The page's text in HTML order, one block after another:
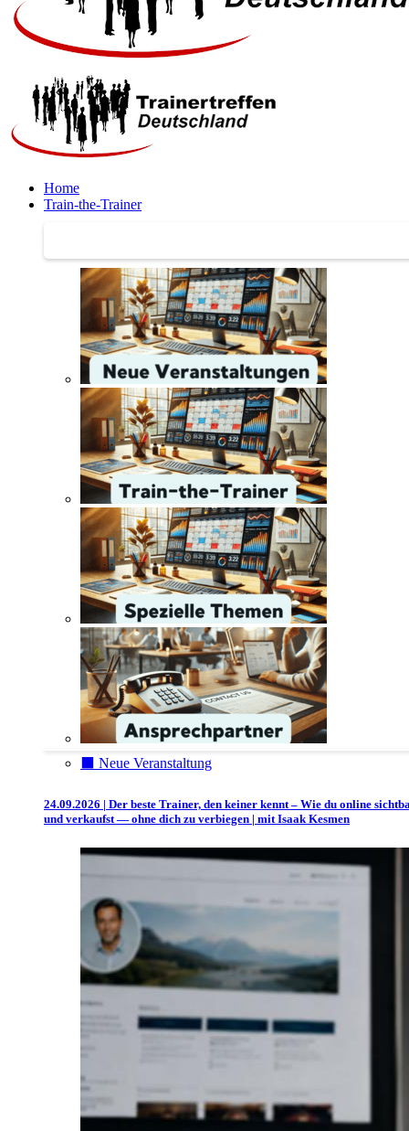
Home
Train-the-Trainer
⬛️ Neue Veranstaltung
24.09.2026 | Der beste Trainer, den keiner kennt – Wie du online
und verkaufst — ohne dich zu verbiegen | mit Isaak Kesmen